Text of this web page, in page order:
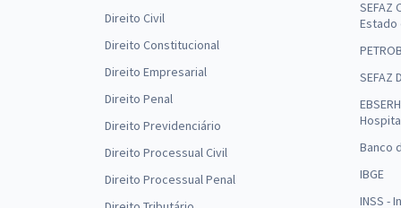
Direito Civil
Direito Constitucional
Direito Empresarial
Direito Penal
Direito Previdenciário
Direito Processual Civil
Direito Processual Penal
SEFAZ
Estado
SEFAZ
Banco
IBGE
INSS -